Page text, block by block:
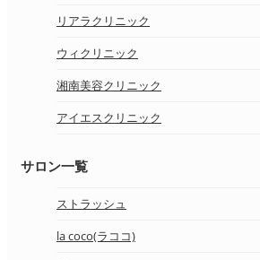
リアラクリニック
ウィクリニック
湘南美容クリニック
アイエスクリニック
サロン一覧
ストラッシュ
la coco(ラココ)